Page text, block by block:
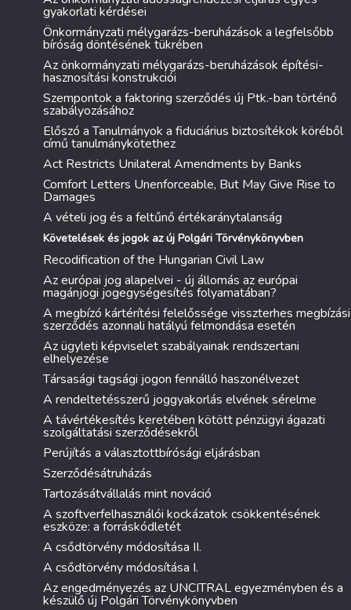
gyakorlati kérdései
Önkormányzati mélygarázs-beruházások a legfelsőbb
bíróság döntésének tükrében
Az önkormányzati mélygarázs-beruházások építési-
hasznosítási konstrukciói
Szempontok a faktoring szerződés új Ptk.-ban történő
szabályozásához
Előszó a Tanulmányok a fiduciárius biztosítékok köréből
című tanulmánykötethez
Act Restricts Unilateral Amendments by Banks
Comfort Letters Unenforceable, But May Give Rise to
Damages
A vételi jog és a feltűnő értékaránytalanság
Követelések és jogok az új Polgári Törvénykönyvben
Recodification of the Hungarian Civil Law
Az európai jog alapelvei - új állomás az európai
magánjogi jogegységesítés folyamatában?
A megbízó kártérítési felelőssége visszterhes megbízási
szerződés azonnali hatályú felmondása esetén
Az ügyleti képviselet szabályainak rendszertani
elhelyezése
Társasági tagsági jogon fennálló haszonélvezet
A rendeltetésszerű joggyakorlás elvének sérelme
A távértékesítés keretében kötött pénzügyi ágazati
szolgáltatási szerződésekről
Perújítás a választottbírósági eljárásban
Szerződésátruházás
Tartozásátvállalás mint nováció
A szoftverfelhasználói kockázatok csökkentésének
eszköze: a forráskódletét
A csődtörvény módosítása II.
A csődtörvény módosítása I.
Az engedményezés az UNCITRAL egyezményben és a
készülő új Polgári Törvénykönyvben